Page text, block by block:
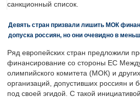
санкционный список.
Девять стран призвали лишить МОК
допуска россиян, но они очевидно в
Ряд европейских стран предложили
финансирование со стороны ЕС
олимпийского комитета (МОК) и
организаций, допустивших россиян и
под своей эгидой. С такой